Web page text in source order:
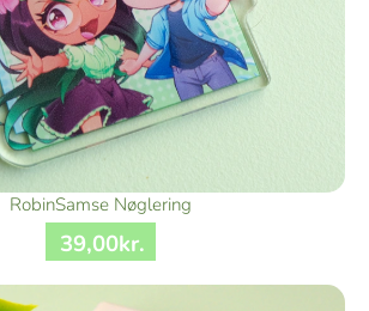
RobinSamse Nøglering
39,00kr.